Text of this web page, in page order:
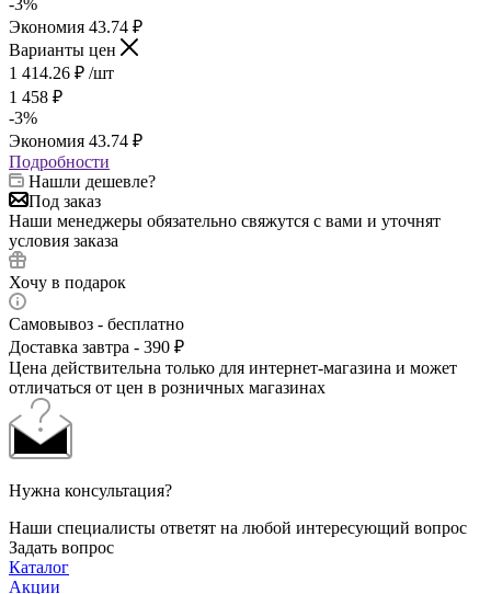
Экономия 43.74 ₽
Варианты цен
1 414.26 ₽ /шт
1 458 ₽
-3%
Экономия 43.74 ₽
Подробности
Нашли дешевле?
Под заказ
Наши менеджеры обязательно свяжутся с вами и уточнят
условия заказа
Хочу в подарок
Самовывоз - бесплатно
Доставка завтра - 390 ₽
Цена действительна только для интернет-магазина и может
отличаться от цен в розничных магазинах
Нужна консультация?
Наши специалисты ответят на любой интересующий вопрос
Задать вопрос
Каталог
Акции